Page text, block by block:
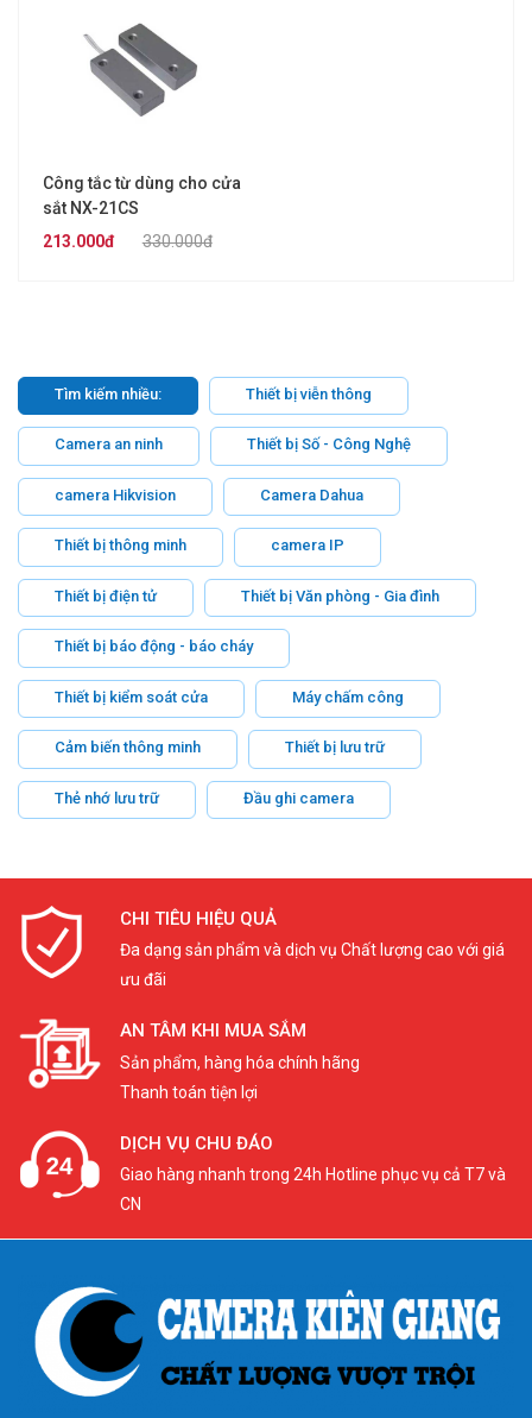
Công tắc từ dùng cho cửa
sắt NX-21CS
330.000đ
213.000đ
Tìm kiếm nhiều: Thiết bị viễn thông
Camera an ninh Thiết bị Số - Công Nghệ
camera Hikvision Camera Dahua
Thiết bị thông minh camera IP
Thiết bị điện tử Thiết bị Văn phòng - Gia đình
Thiết bị báo động - báo cháy
Thiết bị kiểm soát cửa Máy chấm công
Cảm biến thông minh Thiết bị lưu trữ
Thẻ nhớ lưu trữ Đầu ghi camera
CHI TIÊU HIỆU QUẢ
Đa dạng sản phẩm và dịch vụ Chất lượng cao với giá
ưu đãi
AN TÂM KHI MUA SẮM
Sản phẩm, hàng hóa chính hãng
Thanh toán tiện lợi
DỊCH VỤ CHU ĐÁO
Giao hàng nhanh trong 24h Hotline phục vụ cả T7 và
CN